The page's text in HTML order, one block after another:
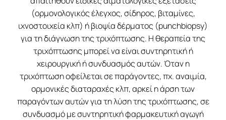
(ορμονολογικός έλεγχος, σίδηρος, βιταμίνες,
ιχνοστοιχεία κλπ) ή βιοψία δέρματος (punchbiopsy)
για τη διάγνωση της τριχόπτωσης. Η θεραπεία της
τριχόπτωσης μπορεί να είναι συντηρητική ή
χειρουργική ή συνδυασμός αυτών. Όταν η
τριχόπτωση οφείλεται σε παράγοντες, πχ. αναιμία,
ορμονικές διαταραχές κλπ, αρκεί η άρση των
παραγόντων αυτών για τη λύση της τριχόπτωσης, σε
συνδυασμό με συντηρητική φαρμακευτική αγωγή